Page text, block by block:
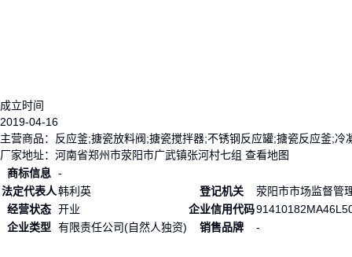
成立时间
2019-04-16
主营商品： 反应釜;搪瓷放料阀;搪瓷搅拌器;不锈钢反应罐;搪瓷反应釜;冷
厂家地址： 河南省郑州市荥阳市广武镇张河村七组 查看地图
商标信息
-
法定代表人韩利英 登记机关
荥阳市市场监督管
经营状态 开业 企业信用代码
企业类型
有限责任公司(自然人独资) 销售品牌 -